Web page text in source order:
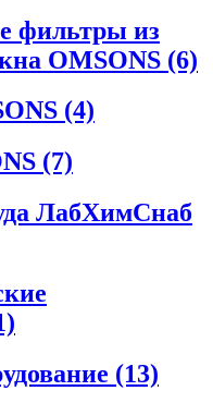
фильтры из
OMSONS (6)
(4)
(7)
ЛабХимСнаб
(13)